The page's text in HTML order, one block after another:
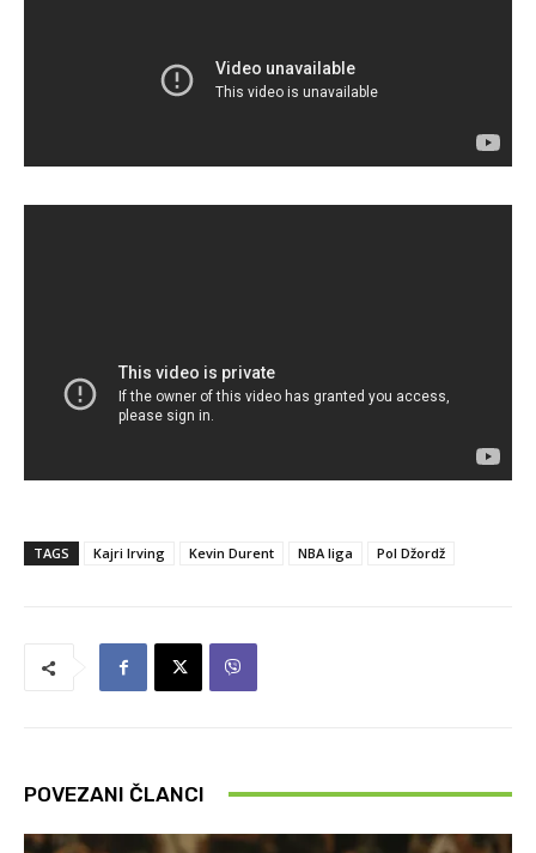
TAGS Kajri Irving Kevin Durent NBA liga Pol Džordž
POVEZANI ČLANCI